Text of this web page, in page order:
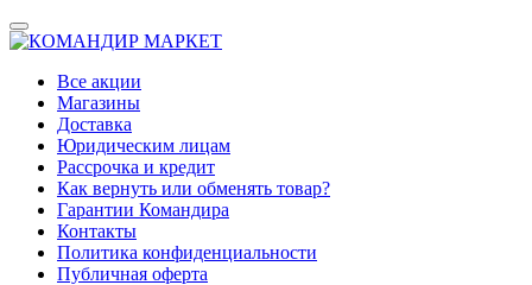
Все акции
Магазины
Доставка
Юридическим лицам
Рассрочка и кредит
Как вернуть или обменять товар?
Гарантии Командира
Контакты
Политика конфиденциальности
Публичная оферта